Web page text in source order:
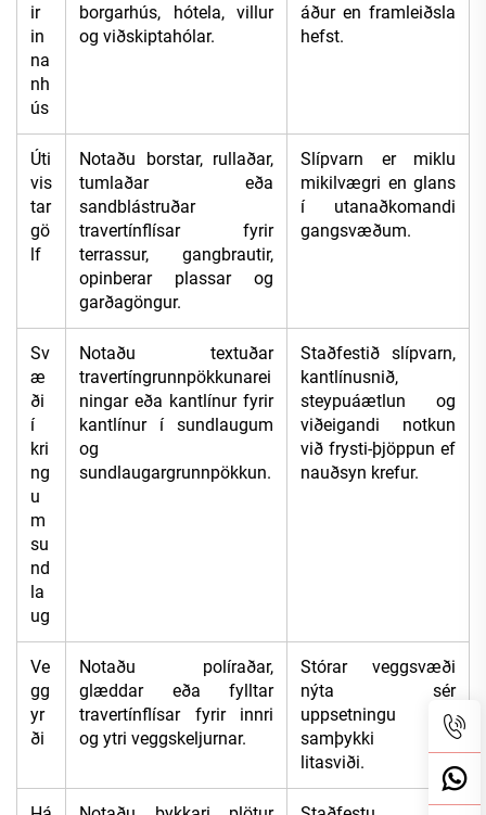
ir
in
na
nh
ús
borgarhús, hótela, villur
og viðskiptahólar.
áður en framleiðsla
hefst.
Úti
vis
tar
gö
lf
Notaðu borstar, rullaðar,
tumlaðar eða
sandblástruðar
travertínflísar fyrir
terrassur, gangbrautir,
opinberar plassar og
garðagöngur.
Slípvarn er miklu
mikilvægri en glans
í utanaðkomandi
gangsvæðum.
Sv
æ
ði
í
kri
ng
u
m
su
nd
la
ug
Notaðu textuðar
travertíngrunnpökkunarei
ningar eða kantlínur fyrir
kantlínur í sundlaugum
og
sundlaugargrunnpökkun.
Staðfestið slípvarn,
kantlínusnið,
steypuáætlun og
viðeigandi notkun
við frysti-þjöppun ef
nauðsyn krefur.
Ve
gg
yr
ði
Notaðu políraðar,
glæddar eða fylltar
travertínflísar fyrir innri
og ytri veggskeljurnar.
Stórar veggsvæði
nýta sér
uppsetningu og
samþykki á
litasviði.